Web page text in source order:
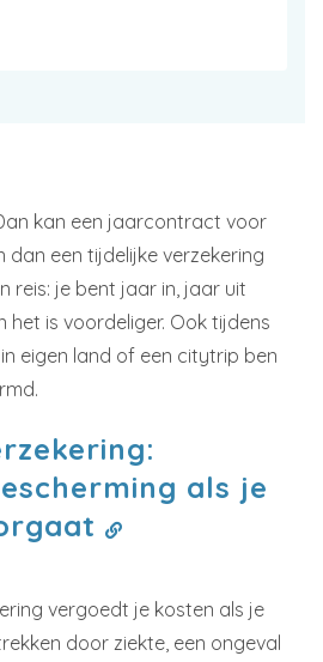
kan een jaarcontract voor
dan een tijdelijke verzekering
reis: je bent jaar in, jaar uit
het is voordeliger. Ook tijdens
eigen land of een citytrip ben
als je
vergoedt je kosten als je
door ziekte, een ongeval